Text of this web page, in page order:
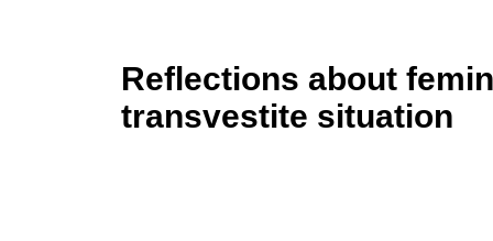
Reflections about
transvestite situation